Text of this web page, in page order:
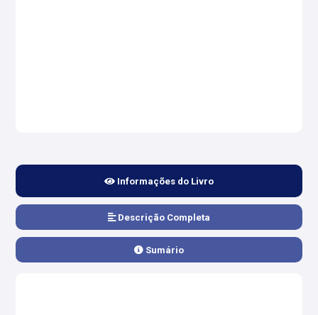
Informações do Livro
Descrição Completa
Sumário